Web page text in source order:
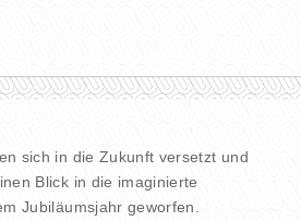
sich in die Zukunft versetzt und
Blick in die imaginierte
Jubiläumsjahr geworfen.